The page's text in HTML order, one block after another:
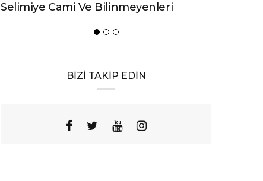
Selimiye Cami Ve Bilinmeyenleri
BİZİ TAKİP EDİN